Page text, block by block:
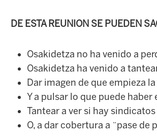
DE ESTA REUNION SE PUEDEN
Osakidetza no ha venido a
Osakidetza ha venido a
Dar imagen de que empieza
Y a pulsar lo que puede
Tantear a ver si hay
O, a dar cobertura a ¨pase de